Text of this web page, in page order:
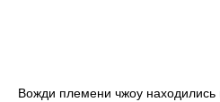
Вожди племени чжоу находились